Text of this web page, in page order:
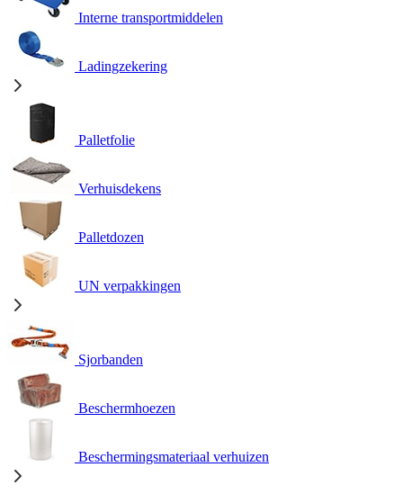
Interne transportmiddelen
Ladingzekering
Palletfolie
Verhuisdekens
Palletdozen
UN verpakkingen
Sjorbanden
Beschermhoezen
Beschermingsmateriaal verhuizen